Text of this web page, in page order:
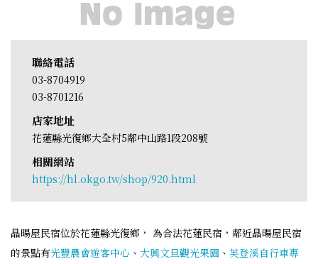
聯絡電話
03-8704919
03-8701216
店家地址
花蓮縣光復鄉大全村5鄰中山路1段208號
相關網站
https://hl.okgo.tw/shop/920.html
晶暘屋民宿位於花蓮縣光復鄉， 為合法花蓮民宿，鄰近晶暘屋民宿
的景點有光豐農會遊客中心 、 大興文旦觀光果園 、 芙登溪自行車專